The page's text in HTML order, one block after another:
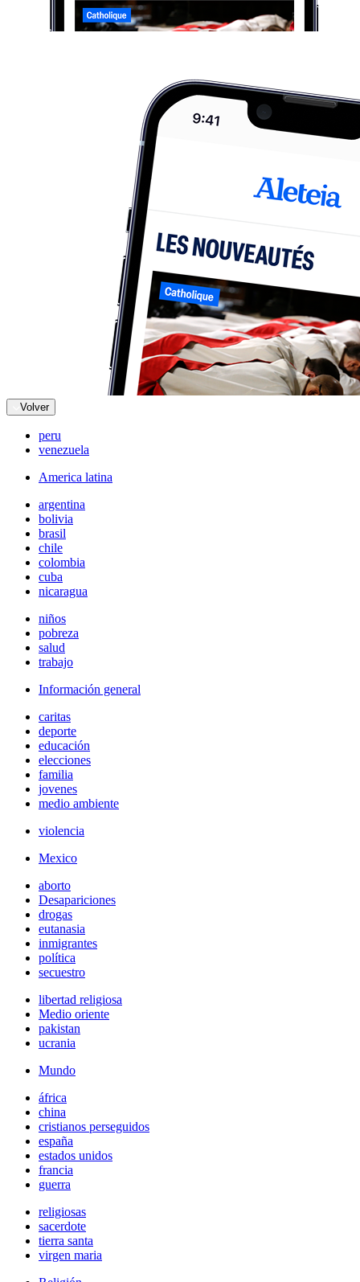
Volver
peru
venezuela
America latina
argentina
bolivia
brasil
chile
colombia
cuba
nicaragua
niños
pobreza
salud
trabajo
Información general
caritas
deporte
educación
elecciones
familia
jovenes
medio ambiente
violencia
Mexico
aborto
Desapariciones
drogas
eutanasia
inmigrantes
política
secuestro
libertad religiosa
Medio oriente
pakistan
ucrania
Mundo
áfrica
china
cristianos perseguidos
españa
estados unidos
francia
guerra
religiosas
sacerdote
tierra santa
virgen maria